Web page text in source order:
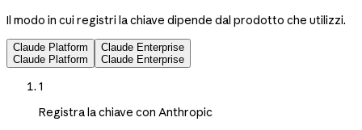
Il modo in cui registri la chiave dipende dal prodotto che utilizzi.
Claude Platform
Claude Platform
Claude Enterprise
Claude Enterprise
1
Registra la chiave con Anthropic